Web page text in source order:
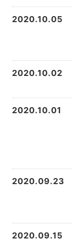
2020.10.05
2020.10.02
2020.10.01
2020.09.23
2020.09.15